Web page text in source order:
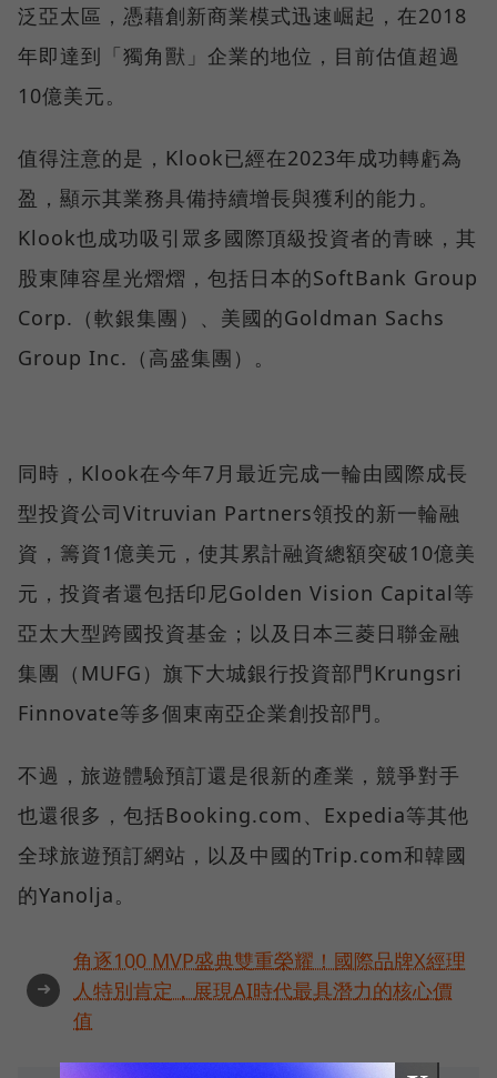
泛亞太區，憑藉創新商業模式迅速崛起，在2018
年即達到「獨角獸」企業的地位，目前估值超過
10億美元。
值得注意的是，Klook已經在2023年成功轉虧為
盈，顯示其業務具備持續增長與獲利的能力。
Klook也成功吸引眾多國際頂級投資者的青睞，其
股東陣容星光熠熠，包括日本的SoftBank Group
Corp.（軟銀集團）、美國的Goldman Sachs
Group Inc.（高盛集團）。
同時，Klook在今年7月最近完成一輪由國際成長
型投資公司Vitruvian Partners領投的新一輪融
資，籌資1億美元，使其累計融資總額突破10億美
元，投資者還包括印尼Golden Vision Capital等
亞太大型跨國投資基金；以及日本三菱日聯金融
集團（MUFG）旗下大城銀行投資部門Krungsri
Finnovate等多個東南亞企業創投部門。
不過，旅遊體驗預訂還是很新的產業，競爭對手
也還很多，包括Booking.com、Expedia等其他
全球旅遊預訂網站，以及中國的Trip.com和韓國
的Yanolja。
➜
角逐100 MVP盛典雙重榮耀！國際品牌X經理
人特別肯定，展現AI時代最具潛力的核心價
值